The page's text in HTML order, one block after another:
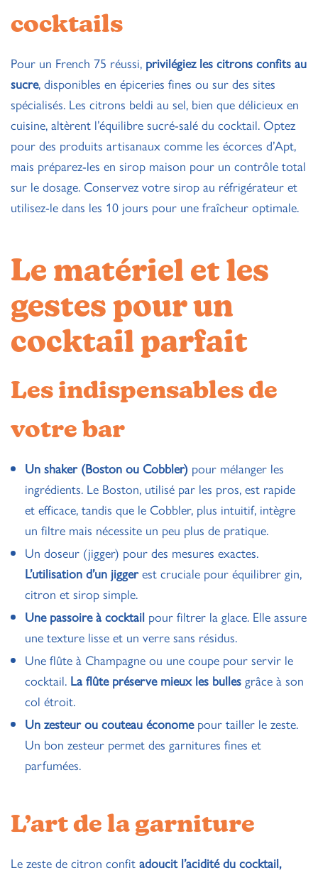
cocktails
Pour un French 75 réussi, privilégiez les citrons confits au
sucre, disponibles en épiceries fines ou sur des sites
spécialisés. Les citrons beldi au sel, bien que délicieux en
cuisine, altèrent l’équilibre sucré-salé du cocktail. Optez
pour des produits artisanaux comme les écorces d’Apt,
mais préparez-les en sirop maison pour un contrôle total
sur le dosage. Conservez votre sirop au réfrigérateur et
utilisez-le dans les 10 jours pour une fraîcheur optimale.
Le matériel et les
gestes pour un
cocktail parfait
Les indispensables de
votre bar
Un shaker (Boston ou Cobbler) pour mélanger les
ingrédients. Le Boston, utilisé par les pros, est rapide
et efficace, tandis que le Cobbler, plus intuitif, intègre
un filtre mais nécessite un peu plus de pratique.
Un doseur (jigger) pour des mesures exactes.
L’utilisation d’un jiggerest cruciale pour équilibrer gin,
citron et sirop simple.
Une passoire à cocktail pour filtrer la glace. Elle assure
une texture lisse et un verre sans résidus.
Une flûte à Champagne ou une coupe pour servir le
cocktail. La flûte préserve mieux les bulles grâce à son
col étroit.
Un zesteur ou couteau économepour tailler le zeste.
Un bon zesteur permet des garnitures fines et
parfumées.
L’art de la garniture
Le zeste de citron confit adoucit l’acidité du cocktail,